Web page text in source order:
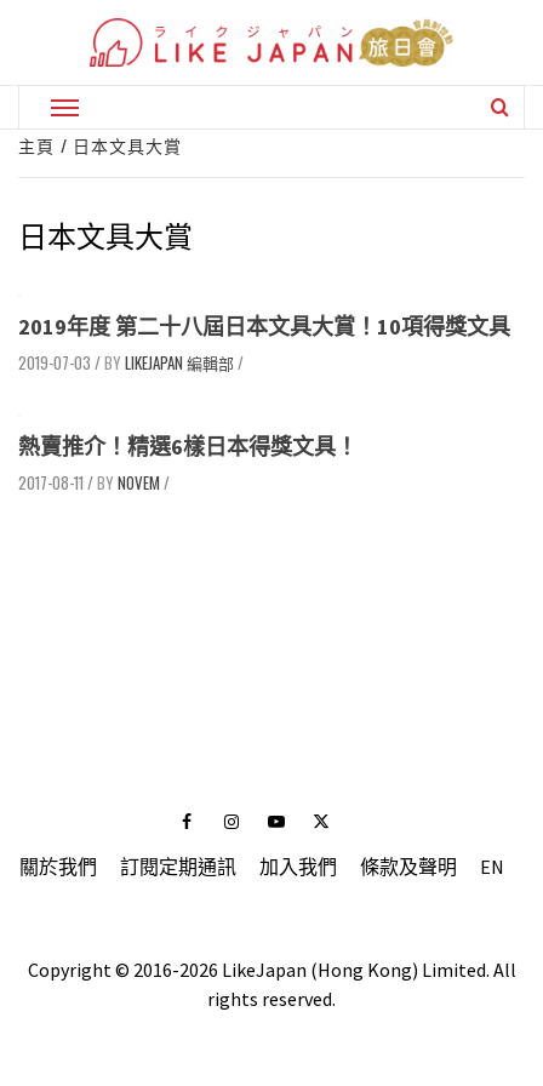
Primary
Menu
主頁 日本文具大賞
日本文具大賞
2019年度 第二十八屆日本文具大賞！10項得獎文具
2019-07-03 / LIKEJAPAN 編輯部/
熱賣推介！精選6樣日本得獎文具！
2017-08-11 / NOVEM /
FacebookInstagramYoutubeTwitter
關於我們 訂閱定期通訊 加入我們 條款及聲明 EN
Copyright © 2016-2026 LikeJapan (Hong Kong) Limited. All
rights reserved.